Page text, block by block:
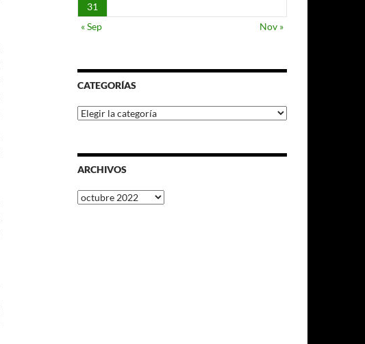
31
« Sep
Nov »
CATEGORÍAS
Categorías
ARCHIVOS
Archivos